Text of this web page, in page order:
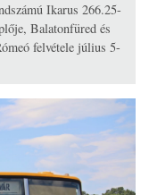
Ikarus 266.25-
Balatonfüred és
felvétele július 5-